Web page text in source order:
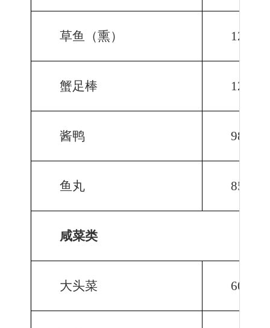
草鱼（熏） 1291.8
蟹足棒 1242.0
酱鸭 981.3
鱼丸 854.2
咸菜类
大头菜 6060.0